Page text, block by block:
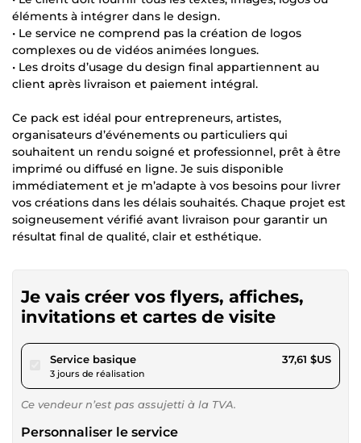
éléments à intégrer dans le design.
• Le service ne comprend pas la création de logos
complexes ou de vidéos animées longues.
• Les droits d’usage du design final appartiennent au
client après livraison et paiement intégral.
Ce pack est idéal pour entrepreneurs, artistes,
organisateurs d’événements ou particuliers qui
souhaitent un rendu soigné et professionnel, prêt à être
imprimé ou diffusé en ligne. Je suis disponible
immédiatement et je m’adapte à vos besoins pour livrer
vos créations dans les délais souhaités. Chaque projet est
soigneusement vérifié avant livraison pour garantir un
résultat final de qualité, clair et esthétique.
Je vais créer vos flyers, affiches,
invitations et cartes de visite
Service basiquepour 34,67 $US
3 jours de réalisation
37,61 $US
Ce vendeur n’est pas assujetti à la TVA.
Personnaliser le service